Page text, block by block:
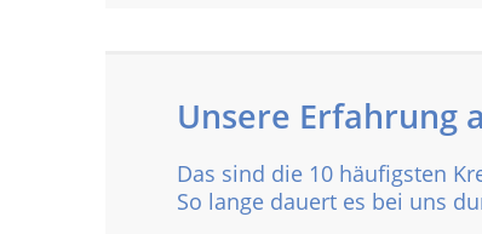
Unsere Erfahrung
Das sind die 10 häufigsten
So lange dauert es bei uns